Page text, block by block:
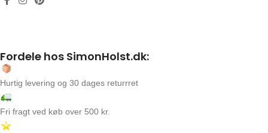
Fordele hos SimonHolst.dk:
Hurtig levering og 30 dages returrret
Fri fragt ved køb over 500 kr.